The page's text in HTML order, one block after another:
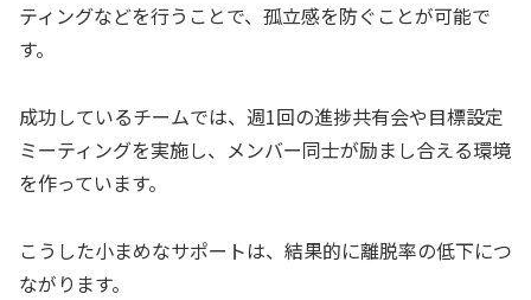
ティングなどを行うことで、孤立感を防ぐことが可能で
す。
成功しているチームでは、週1回の進捗共有会や目標設定
ミーティングを実施し、メンバー同士が励まし合える環境
を作っています。
こうした小まめなサポートは、結果的に離脱率の低下につ
ながります。